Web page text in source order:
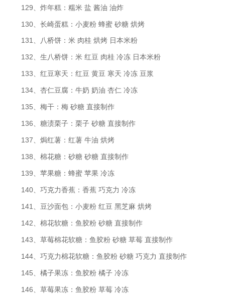
129、炸年糕：糯米 盐 酱油 油炸
130、长崎蛋糕：小麦粉 蜂蜜 砂糖 烘烤
131、八桥饼：米 肉桂 烘烤 日本米粉
132、生八桥饼：米 红豆 肉桂 冷冻 日本米粉
133、红豆寒天：红豆 黄豆 寒天 冷冻 豆浆
134、杏仁豆腐：牛奶 奶油 杏仁 冷冻
135、梅干：梅 砂糖 直接制作
136、糖渍栗子：栗子 砂糖 直接制作
137、焗红薯：红薯 牛油 烘烤
138、棉花糖：砂糖 砂糖 直接制作
139、苹果糖：蜂蜜 苹果 冷冻
140、巧克力香蕉：香蕉 巧克力 冷冻
141、豆沙面包：小麦粉 红豆 黑芝麻 烘烤
142、棉花软糖：鱼胶粉 砂糖 直接制作
143、草莓棉花软糖：鱼胶粉 砂糖 草莓 直接制作
144、巧克力棉花软糖：鱼胶粉 砂糖 巧克力 直接制作
145、橘子果冻：鱼胶粉 橘子 冷冻
146、草莓果冻：鱼胶粉 草莓 冷冻